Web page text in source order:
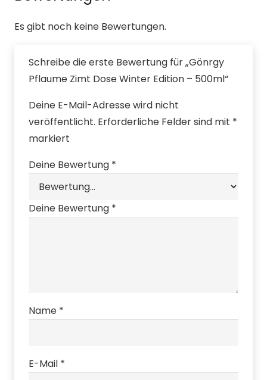
Es gibt noch keine Bewertungen.
Schreibe die erste Bewertung für „Gönrgy
Pflaume Zimt Dose Winter Edition – 500ml“
Deine E-Mail-Adresse wird nicht
veröffentlicht. Erforderliche Felder sind mit *
markiert
Deine Bewertung *
Deine Bewertung *
Name *
E-Mail *